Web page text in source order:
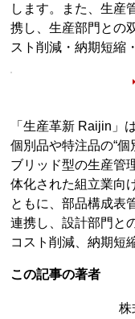
します。また、生産
携し、生産部門との
スト削減・納期短縮
「生産革新 Raijin」
個別品や特注品の“
ブリッド型の生産管
体化された組立業向
ともに、部品構成表
連携し、設計部門と
コスト削減、納期短
この記事の著者
株